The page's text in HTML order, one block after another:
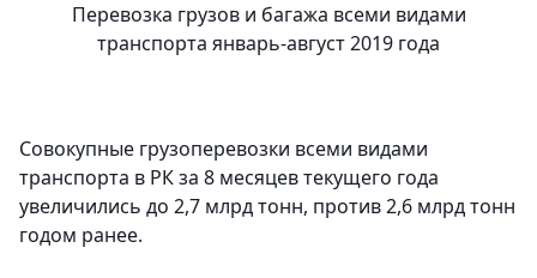
Перевозка грузов и багажа всеми видами
транспорта январь-август 2019 года
Совокупные грузоперевозки всеми видами
транспорта в РК за 8 месяцев текущего года
увеличились до 2,7 млрд тонн, против 2,6 млрд тонн
годом ранее.